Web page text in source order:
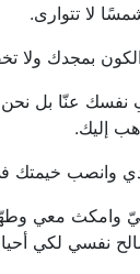
لا تتوارى.
بمجدك ولا
عنّا بل نحن
إليك.
وانصب خيمتك
وامكث معي
نفسي لكي أحيا